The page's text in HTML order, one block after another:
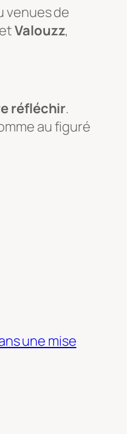
venues de
etValouzz,
réfléchir.
au figuré
une mise